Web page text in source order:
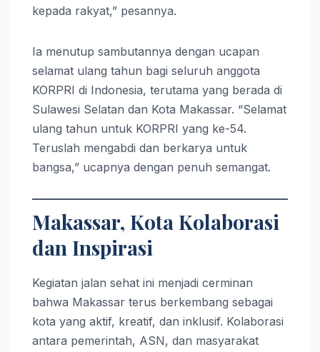
kepada rakyat,” pesannya.
Ia menutup sambutannya dengan ucapan
selamat ulang tahun bagi seluruh anggota
KORPRI di Indonesia, terutama yang berada di
Sulawesi Selatan dan Kota Makassar. “Selamat
ulang tahun untuk KORPRI yang ke-54.
Teruslah mengabdi dan berkarya untuk
bangsa,” ucapnya dengan penuh semangat.
Makassar, Kota Kolaborasi
dan Inspirasi
Kegiatan jalan sehat ini menjadi cerminan
bahwa Makassar terus berkembang sebagai
kota yang aktif, kreatif, dan inklusif. Kolaborasi
antara pemerintah, ASN, dan masyarakat